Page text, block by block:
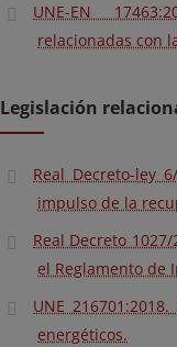
UNE-EN
relacionadas con
Legislación
Real Decreto-ley
impulso de la
Real Decreto
el Reglamento de
UNE
energéticos.